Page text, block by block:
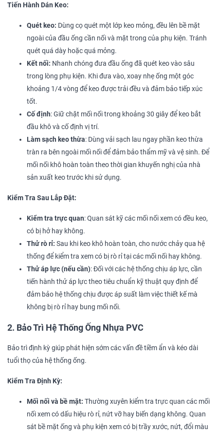
Tiến Hành Dán Keo:
Quét keo: Dùng cọ quét một lớp keo mỏng, đều lên bề mặt
ngoài của đầu ống cần nối và mặt trong của phụ kiện. Tránh
quét quá dày hoặc quá mỏng.
Kết nối: Nhanh chóng đưa đầu ống đã quét keo vào sâu
trong lòng phụ kiện. Khi đưa vào, xoay nhẹ ống một góc
khoảng 1/4 vòng để keo được trải đều và đảm bảo tiếp xúc
tốt.
Cố định: Giữ chặt mối nối trong khoảng 30 giây để keo bắt
đầu khô và cố định vị trí.
Làm sạch keo thừa: Dùng vải sạch lau ngay phần keo thừa
tràn ra bên ngoài mối nối để đảm bảo thẩm mỹ và vệ sinh. Để
mối nối khô hoàn toàn theo thời gian khuyến nghị của nhà
sản xuất keo trước khi sử dụng.
Kiểm Tra Sau Lắp Đặt:
Kiểm tra trực quan: Quan sát kỹ các mối nối xem có đều keo,
có bị hở hay không.
Thử rò rỉ: Sau khi keo khô hoàn toàn, cho nước chảy qua hệ
thống để kiểm tra xem có bị rò rỉ tại các mối nối hay không.
Thử áp lực (nếu cần): Đối với các hệ thống chịu áp lực, cần
tiến hành thử áp lực theo tiêu chuẩn kỹ thuật quy định để
đảm bảo hệ thống chịu được áp suất làm việc thiết kế mà
không bị rò rỉ hay bung mối nối.
2. Bảo Trì Hệ Thống Ống Nhựa PVC
Bảo trì định kỳ giúp phát hiện sớm các vấn đề tiềm ẩn và kéo dài
tuổi thọ của hệ thống ống.
Kiểm Tra Định Kỳ:
Mối nối và bề mặt: Thường xuyên kiểm tra trực quan các mối
nối xem có dấu hiệu rò rỉ, nứt vỡ hay biến dạng không. Quan
sát bề mặt ống và phụ kiện xem có bị trầy xước, nứt, đổi màu